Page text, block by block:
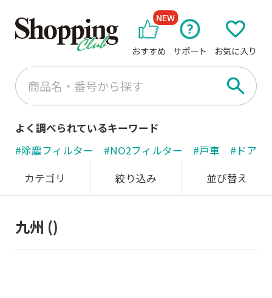
おすすめ
NEW
サポート お気に入り
よく調べられているキーワード
#除塵フィルター
#NO2フィルター #戸車
#ドアノ
カテゴリ
絞り込み 並び替え
九州 ()